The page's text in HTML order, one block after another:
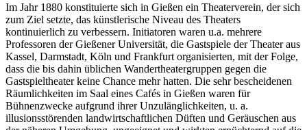
Im Jahr 1880 konstituierte sich in Gießen ein Theaterverein, der sich
zum Ziel setzte, das künstlerische Niveau des Theaters
kontinuierlich zu verbessern. Initiatoren waren u.a. mehrere
Professoren der Gießener Universität, die Gastspiele der Theater aus
Kassel, Darmstadt, Köln und Frankfurt organisierten, mit der Folge,
dass die bis dahin üblichen Wandertheatergruppen gegen die
Gastspieltheater keine Chance mehr hatten. Die sehr bescheidenen
Räumlichkeiten im Saal eines Cafés in Gießen waren für
Bühnenzwecke aufgrund ihrer Unzulänglichkeiten, u. a.
illusionsstörenden landwirtschaftlichen Düften und Geräuschen aus